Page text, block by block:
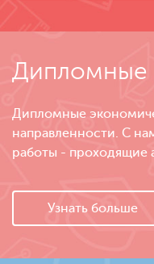
Дипломные
Дипломные
направленности. С
работы - проходящие
Узнать больше